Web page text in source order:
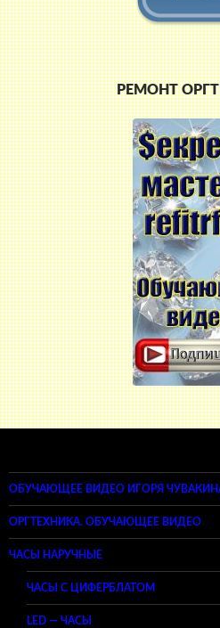
РЕМОНТ
ОБУЧАЮЩЕЕ ВИДЕО ИГОРЯ
ОРГТЕХНИКА. ОБУЧАЮЩЕЕ ВИДЕО
ЧАСЫ НАРУЧНЫЕ
ЧАСЫ С ЦИФЕРБЛАТОМ
LED — ЧАСЫ